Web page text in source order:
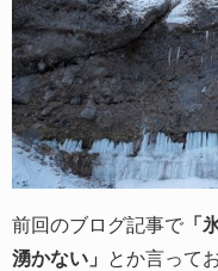
前回のブログ記事で 「
湧かない」
とか言って